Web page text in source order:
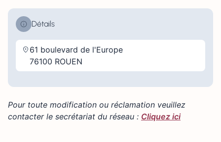
Détails
61 boulevard de l'Europe
76100 ROUEN
Pour toute modification ou réclamation veuillez
contacter le secrétariat du réseau : Cliquez ici